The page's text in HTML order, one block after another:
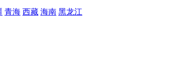
青海 西藏 海南 黑龙江